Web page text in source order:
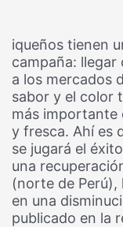
iqueños tienen
campaña: llegar
a los mercados
sabor y el color
más importante
y fresca. Ahí es
se jugará el
una
(norte de Perú),
en una
publicado en la